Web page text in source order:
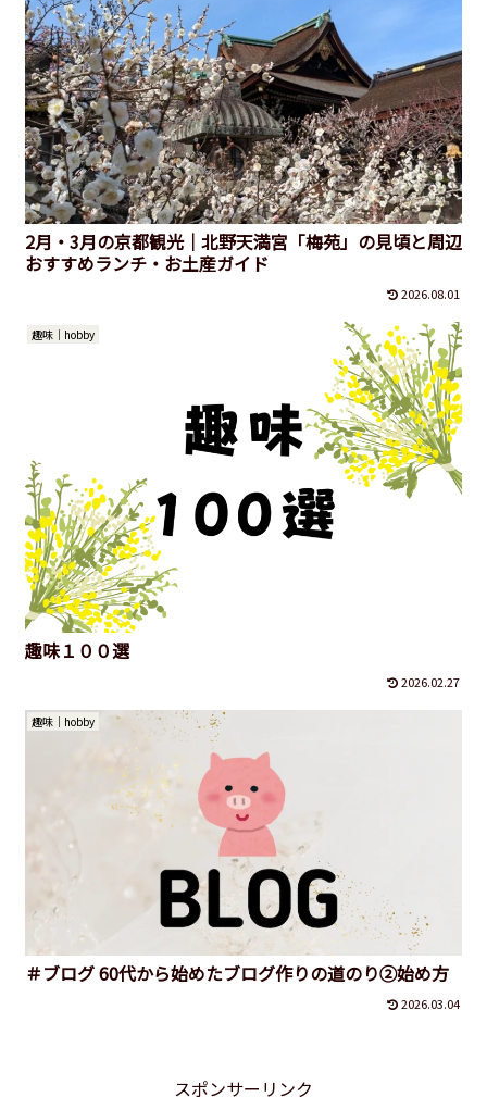
2月・3月の京都観光｜北野天満宮「梅苑」の見頃と周辺
おすすめランチ・お土産ガイド
2026.08.01
趣味｜hobby
趣味１００選
2026.02.27
趣味｜hobby
＃ブログ 60代から始めたブログ作りの道のり②始め方
2026.03.04
スポンサーリンク